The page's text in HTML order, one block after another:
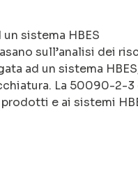
sistema HBES
sull’analisi dei
ad un sistema
La 50090-2-
e ai sistemi